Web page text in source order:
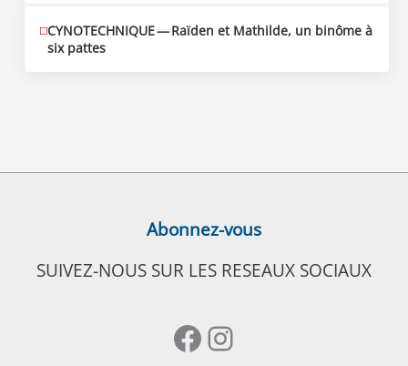
CYNOTECHNIQUE — Raïden et Mathilde, un binôme à
six pattes
Abonnez-vous
SUIVEZ-NOUS SUR LES RESEAUX SOCIAUX
Facebook
Instagram